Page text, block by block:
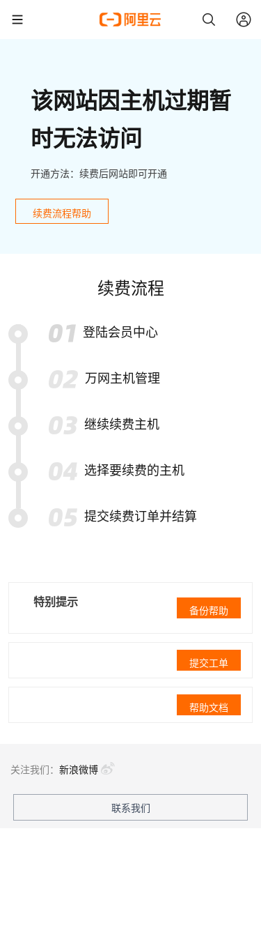
该网站因主机过期暂
时无法访问
开通方法：续费后网站即可开通
续费流程帮助
续费流程
登陆会员中心
万网主机管理
继续续费主机
选择要续费的主机
提交续费订单并结算
特别提示
备份帮助
提交工单
帮助文档